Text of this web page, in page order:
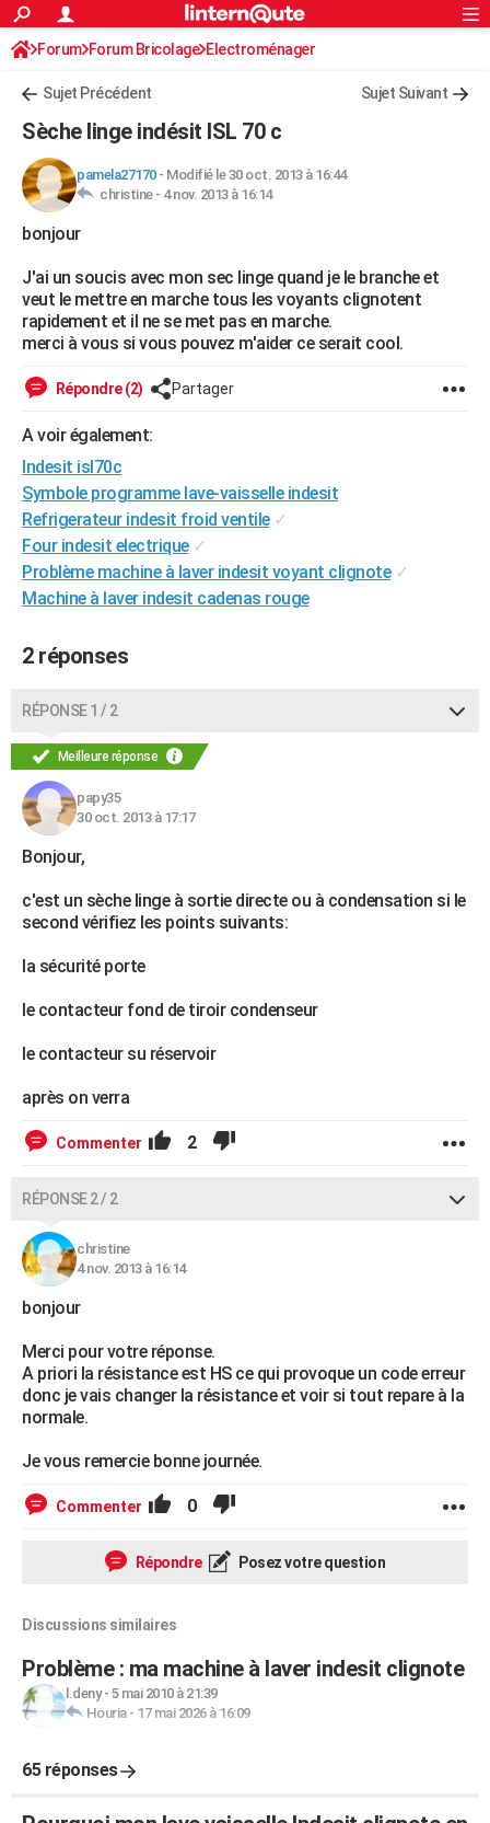
ACTUALITÉS
Politique
Société
Faits Divers
Education
Monde
Villes
+
FINANCE
Retraite
Impôts
Epargne
Immobilier
Risques naturels par ville
Banque
Assurance
Crédit
AUTO
Essais
Réserver un essai
Citadines
Berlines
SUV
Forum auto
+HIGH-TECH
Mobiles
Meilleur smartphone
Internet
Ordinateurs
Jeux vidéo
Guide high-tech
+BRICOLAGE
Forum
Aménagement intérieur
Extérieur
Cuisine
Salle de bains
Jardinage
Rangement
WEEK-END
Guides de France
Escapades
Patrimoine
Expositions
Musées
Week-end nature
LIFESTYLE
SANTE
Alimentation
Guide de la santé
Maladies
Médicaments
Sommeil
VOYAGE
Destinations
City break
Voyage nature
Voyage de noces
Forum
Climat
+PHOTO
GUIDES D'ACHAT
BONS PLANS
CARTE DE VOEUX
COPAINS D'AVANT
S'inscrire
Se connecter
Lycées
Collèges
Primaires
Universités
Entreprises
Service militaire
Avis de recherche
AVIS DE DÉCÈS
FORUM
Bricolage
Lifestyle
Culture
Sport
Auto
Television
Voyage
Cinema
S'inscrire
Connexion
Forum Forum Bricolage Electroménager
Sujet Précédent Sujet Suivant
Sèche linge indésit ISL 70 c
pamela27170- Modifié le 30 oct. 2013 à 16:44
christine - 4 nov. 2013 à 16:14
bonjour
J'ai un soucis avec mon sec linge quand je le branche et
veut le mettre en marche tous les voyants clignotent
rapidement et il ne se met pas en marche.
merci à vous si vous pouvez m'aider ce serait cool.
Répondre (2) Partager
A voir également:
Indesit isl70c
Symbole programme lave-vaisselle indesit
Refrigerateur indesit froid ventile ✓
Four indesit electrique ✓
Problème machine à laver indesit voyant clignote ✓
Machine à laver indesit cadenas rouge
2 réponses
RÉPONSE 1 / 2
Meilleure réponse
papy35
30 oct. 2013 à 17:17
Bonjour,
c'est un sèche linge à sortie directe ou à condensation si le
second vérifiez les points suivants:
la sécurité porte
le contacteur fond de tiroir condenseur
le contacteur su réservoir
après on verra
Commenter 2
RÉPONSE 2 / 2
christine
4 nov. 2013 à 16:14
bonjour
Merci pour votre réponse.
A priori la résistance est HS ce qui provoque un code erreur
donc je vais changer la résistance et voir si tout repare à la
normale.
Je vous remercie bonne journée.
Commenter 0
Répondre Posez votre question
Discussions similaires
Problème : ma machine à laver indesit clignote
l.deny- 5 mai 2010 à 21:39
Houria- 17 mai 2026 à 16:09
65 réponses